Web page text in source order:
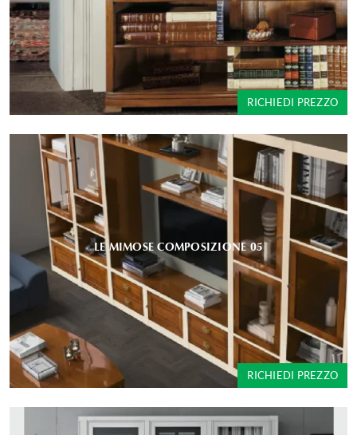
RICHIEDI PREZZO
LE MIMOSE COMPOSIZIONE 05
RICHIEDI PREZZO